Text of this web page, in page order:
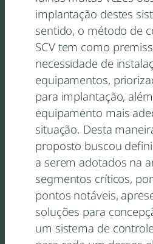
implantação destes
sentido, o método de
SCV tem como
necessidade de
equipamentos,
para implantação,
equipamento mais
situação. Desta
proposto buscou
a serem adotados na
segmentos críticos,
pontos notáveis,
soluções para
um sistema de